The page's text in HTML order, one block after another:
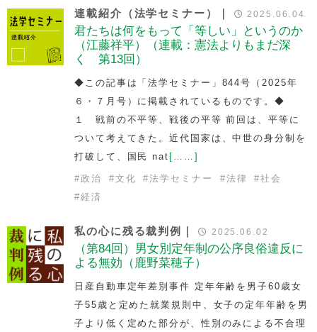
連載紹介（法学セミナー）｜ 2025.06.04
君たちは何をもって「等しい」というのか
（江藤祥平）（連載：憲法よりもまだ深
く 第13回）
◆この記事は「法学セミナー」844号（2025年
６・７月号）に掲載されているものです。◆
１ 戦前の不平等、戦後の平等 前回は、平等に
ついて考えてきた。近代国家は、中世の身分制を
打破して、国民 nat [……]
#政治 #文化 #法学セミナー #法律 #社会
#経済
私の心に残る裁判例｜ 2025.06.02
（第84回）男女別定年制の公序良俗違反に
よる無効（鹿野菜穂子）
日産自動車定年差別事件 定年年齢を男子60歳女
子55歳と定めた就業規則中、女子の定年年齢を男
子より低く定めた部分が、性別のみによる不合理